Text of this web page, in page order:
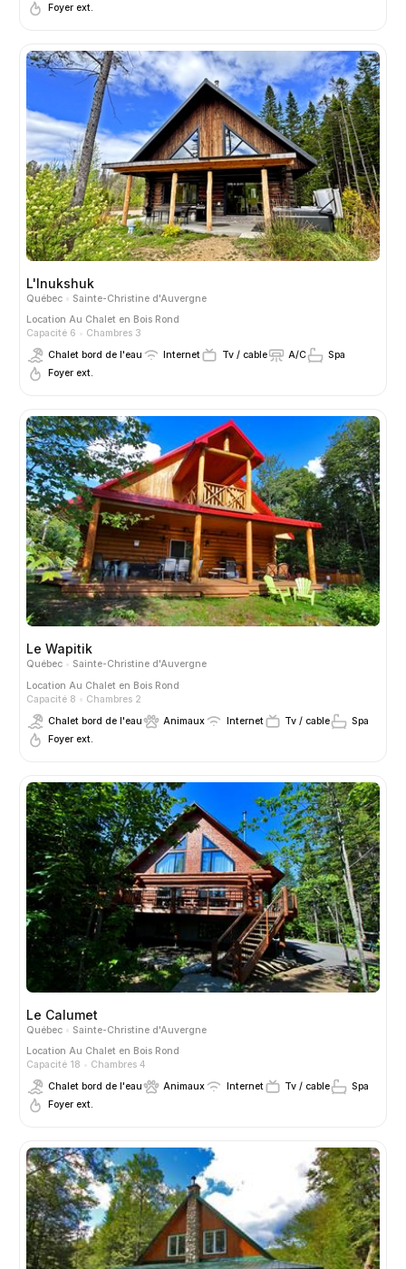
Foyer ext.
L'Inukshuk
Québec
Sainte-Christine d'Auvergne
Location Au Chalet en Bois Rond
Capacité 6
Chambres 3
Chalet bord de l'eau
Internet Tv / cable A/C
Spa
Foyer ext.
Le Wapitik
Québec
Sainte-Christine d'Auvergne
Location Au Chalet en Bois Rond
Capacité 8
Chambres 2
Chalet bord de l'eau
Animaux Internet Tv / cable
Spa
Foyer ext.
Le Calumet
Québec
Sainte-Christine d'Auvergne
Location Au Chalet en Bois Rond
Capacité 18
Chambres 4
Chalet bord de l'eau
Animaux Internet Tv / cable
Spa
Foyer ext.